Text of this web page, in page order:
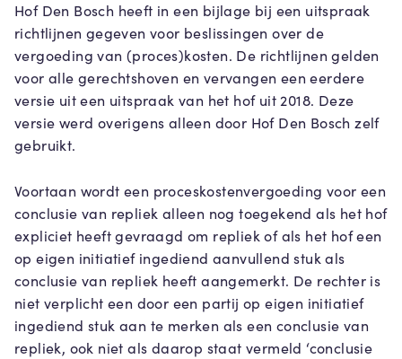
Hof Den Bosch heeft in een bijlage bij een uitspraak
richtlijnen gegeven voor beslissingen over de
vergoeding van (proces)kosten. De richtlijnen gelden
voor alle gerechtshoven en vervangen een eerdere
versie uit een uitspraak van het hof uit 2018. Deze
versie werd overigens alleen door Hof Den Bosch zelf
gebruikt.
Voortaan wordt een proceskostenvergoeding voor een
conclusie van repliek alleen nog toegekend als het hof
expliciet heeft gevraagd om repliek of als het hof een
op eigen initiatief ingediend aanvullend stuk als
conclusie van repliek heeft aangemerkt. De rechter is
niet verplicht een door een partij op eigen initiatief
ingediend stuk aan te merken als een conclusie van
repliek, ook niet als daarop staat vermeld ‘conclusie